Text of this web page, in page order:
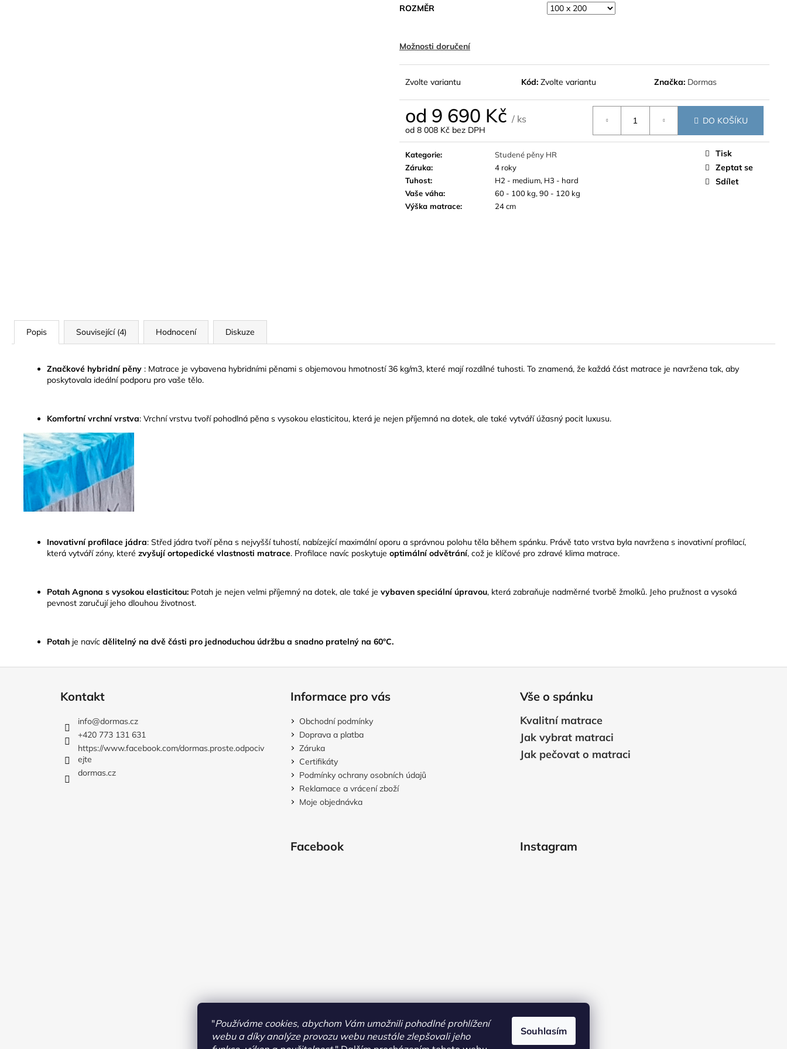
"Používáme cookies, abychom Vám umožnili pohodlné prohlížení
webu a díky analýze provozu webu neustále zlepšovali jeho
Souhlasím
ROZMĚR
Možnosti doručení
Zvolte variantu Kód: Zvolte variantu Značka: Dormas
od 9 690 Kč / ks
od 8 008 Kč bez DPH
Měrná
cena:
DO KOŠÍKU
Kategorie:
Studené pěny HR
Záruka:
4 roky
Tuhost:
H2 - medium, H3 - hard
Vaše váha:
60 - 100 kg, 90 - 120 kg
Výška matrace: 24 cm
Tisk
Zeptat se
Sdílet
Popis Související (4) Hodnocení Diskuze
Značkové hybridní pěny : Matrace je vybavena hybridními pěnami s objemovou hmotností 36 kg/m3, které mají rozdílné tuhosti. To znamená, že každá část matrace je navržena tak, aby
poskytovala ideální podporu pro vaše tělo.
Komfortní vrchní vrstva: Vrchní vrstvu tvoří pohodlná pěna s vysokou elasticitou, která je nejen příjemná na dotek, ale také vytváří úžasný pocit luxusu.
Inovativní profilace jádra: Střed jádra tvoří pěna s nejvyšší tuhostí, nabízející maximální oporu a správnou polohu těla během spánku. Právě tato vrstva byla navržena s inovativní profilací,
která vytváří zóny, které zvyšují ortopedické vlastnosti matrace. Profilace navíc poskytuje optimální odvětrání, což je klíčové pro zdravé klima matrace.
Potah Agnona s vysokou elasticitou: Potah je nejen velmi příjemný na dotek, ale také je vybaven speciální úpravou, která zabraňuje nadměrné tvorbě žmolků. Jeho pružnost a vysoká
pevnost zaručují jeho dlouhou životnost.
Potah je navíc dělitelný na dvě části pro jednoduchou údržbu a snadno pratelný na 60°C.
Kontakt
info@dormas.cz
+420 773 131 631
https://www.facebook.com/dormas.proste.odpociv
ejte
dormas.cz
Informace pro vás
Obchodní podmínky
Doprava a platba
Záruka
Certifikáty
Podmínky ochrany osobních údajů
Reklamace a vrácení zboží
Moje objednávka
Vše o spánku
Kvalitní matrace
Jak vybrat matraci
Jak pečovat o matraci
Facebook Instagram